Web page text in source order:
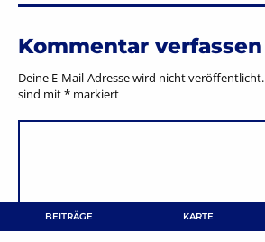
BEITRÄGE KARTE
Kommentar verfassen
Deine E-Mail-Adresse wird nicht veröffentlicht.
sind mit* markiert